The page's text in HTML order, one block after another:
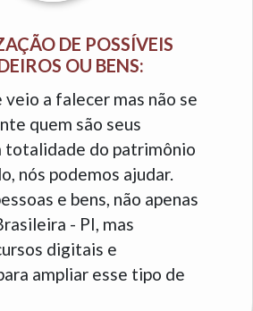
DE POSSÍVEIS
OU BENS:
veio a falecer mas não se
quem são seus
totalidade do patrimônio
nós podemos ajudar.
e bens, não apenas
- PI, mas
digitais e
ampliar esse tipo de